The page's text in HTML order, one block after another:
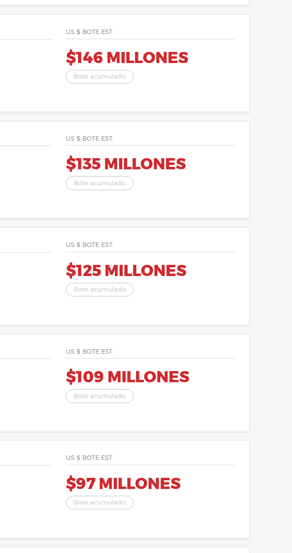
US $ BOTE EST.
$146 MILLONES
Bote acumulado
US $ BOTE EST.
$135 MILLONES
Bote acumulado
US $ BOTE EST.
$125 MILLONES
Bote acumulado
US $ BOTE EST.
$109 MILLONES
Bote acumulado
US $ BOTE EST.
$97 MILLONES
Bote acumulado